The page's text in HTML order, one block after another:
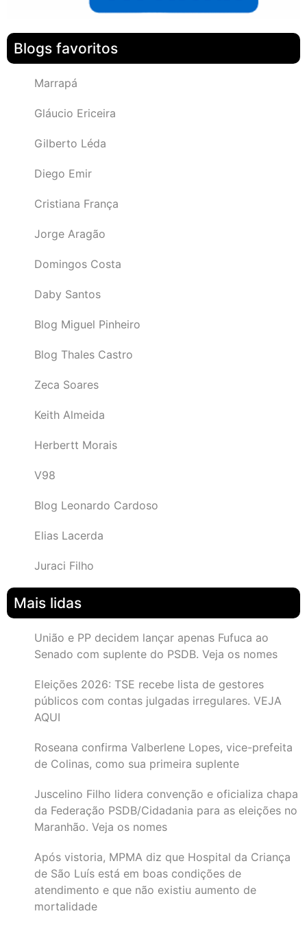
Blogs favoritos
Marrapá
Gláucio Ericeira
Gilberto Léda
Diego Emir
Cristiana França
Jorge Aragão
Domingos Costa
Daby Santos
Blog Miguel Pinheiro
Blog Thales Castro
Zeca Soares
Keith Almeida
Herbertt Morais
V98
Blog Leonardo Cardoso
Elias Lacerda
Juraci Filho
Mais lidas
União e PP decidem lançar apenas Fufuca ao
Senado com suplente do PSDB. Veja os nomes
Eleições 2026: TSE recebe lista de gestores
públicos com contas julgadas irregulares. VEJA
AQUI
Roseana confirma Valberlene Lopes, vice-prefeita
de Colinas, como sua primeira suplente
Juscelino Filho lidera convenção e oficializa chapa
da Federação PSDB/Cidadania para as eleições no
Maranhão. Veja os nomes
Após vistoria, MPMA diz que Hospital da Criança
de São Luís está em boas condições de
atendimento e que não existiu aumento de
mortalidade